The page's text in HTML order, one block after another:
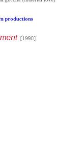
productions
[1990]